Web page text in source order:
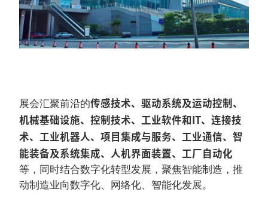
展会汇聚前沿的传感技术、驱动系统及运动控制、
机械基础设施、控制技术、工业软件和IT、连接技
术、工业机器人、项目集成与服务、工业通信、智
能装备及系统集成、人机界面装置、工厂自动化
等，同时结合数字化转型发展，聚焦智能制造，推
动制造业向数字化、网络化、智能化发展。